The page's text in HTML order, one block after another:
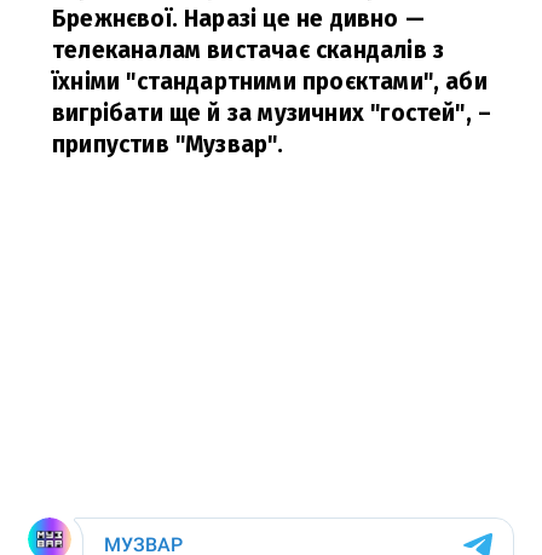
Брежнєвої. Наразі це не дивно —
телеканалам вистачає скандалів з
їхніми "стандартними проєктами", аби
вигрібати ще й за музичних "гостей", –
припустив "Музвар".